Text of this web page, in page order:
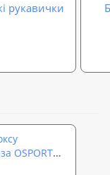
рукавички
OSPORT
(OF-0070)